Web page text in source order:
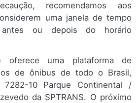
recomendamos aos
uma janela de tempo
ou depois do horário
oferece uma plataforma de
de ônibus de todo o Brasil,
10 Parque Continental /
da SPTRANS. O próximo